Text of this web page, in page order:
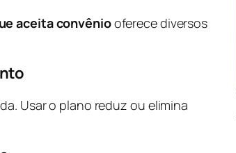
aceita convêniooferece diversos
Usar o plano reduz ou elimina